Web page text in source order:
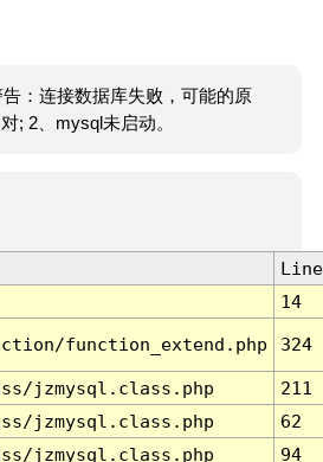
：连接数据库失败，可能的原
; 2、mysql未启动。
Line
14
function_extend.php 324
jzmysql.class.php
211
jzmysql.class.php
62
jzmysql.class.php
94